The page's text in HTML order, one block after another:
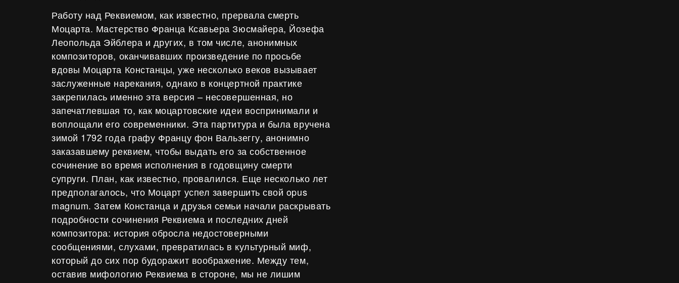
Работу над Реквиемом, как известно, прервала смерть
Моцарта. Мастерство Франца Ксавьера Зюсмайера, Йозефа
Леопольда Эйблера и других, в том числе, анонимных
композиторов, оканчивавших произведение по просьбе
вдовы Моцарта Констанцы, уже несколько веков вызывает
заслуженные нарекания, однако в концертной практике
закрепилась именно эта версия – несовершенная, но
запечатлевшая то, как моцартовские идеи воспринимали и
воплощали его современники. Эта партитура и была вручена
зимой 1792 года графу Францу фон Вальзеггу, анонимно
заказавшему реквием, чтобы выдать его за собственное
сочинение во время исполнения в годовщину смерти
супруги. План, как известно, провалился. Еще несколько лет
предполагалось, что Моцарт успел завершить свой opus
magnum. Затем Констанца и друзья семьи начали раскрывать
подробности сочинения Реквиема и последних дней
композитора: история обросла недостоверными
сообщениями, слухами, превратилась в культурный миф,
который до сих пор будоражит воображение. Между тем,
оставив мифологию Реквиема в стороне, мы не лишим